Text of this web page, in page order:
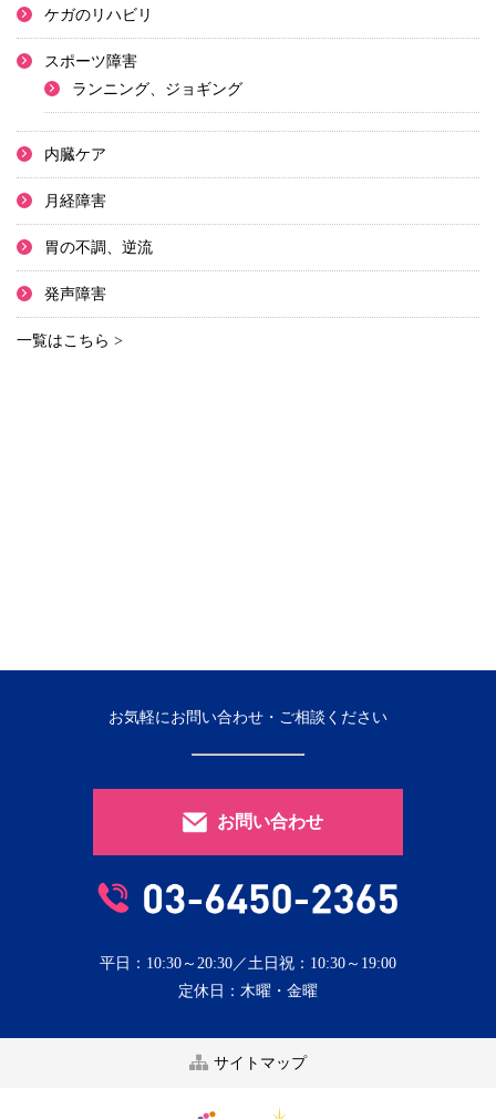
ケガのリハビリ
スポーツ障害
ランニング、ジョギング
内臓ケア
月経障害
胃の不調、逆流
発声障害
一覧はこちら >
お気軽にお問い合わせ・ご相談ください
お問い合わせ
平日：10:30～20:30／土日祝：10:30～19:00
定休日：木曜・金曜
サイトマップ